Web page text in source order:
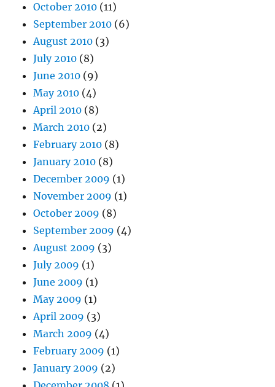
October 2010 (11)
September 2010 (6)
August 2010 (3)
July 2010 (8)
June 2010 (9)
May 2010 (4)
April 2010 (8)
March 2010 (2)
February 2010 (8)
January 2010 (8)
December 2009 (1)
November 2009 (1)
October 2009 (8)
September 2009 (4)
August 2009 (3)
July 2009 (1)
June 2009 (1)
May 2009 (1)
April 2009 (3)
March 2009 (4)
February 2009 (1)
January 2009 (2)